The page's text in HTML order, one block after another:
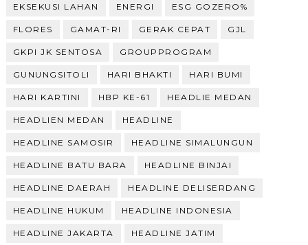
EKSEKUSI LAHAN ENERGI ESG GOZERO%
FLORES GAMAT-RI GERAK CEPAT GJL
GKPI JK SENTOSA GROUPPROGRAM
GUNUNGSITOLI HARI BHAKTI HARI BUMI
HARI KARTINI HBP KE-61 HEADLIE MEDAN
HEADLIEN MEDAN HEADLINE
HEADLINE SAMOSIR HEADLINE SIMALUNGUN
HEADLINE BATU BARA HEADLINE BINJAI
HEADLINE DAERAH HEADLINE DELISERDANG
HEADLINE HUKUM HEADLINE INDONESIA
HEADLINE JAKARTA HEADLINE JATIM